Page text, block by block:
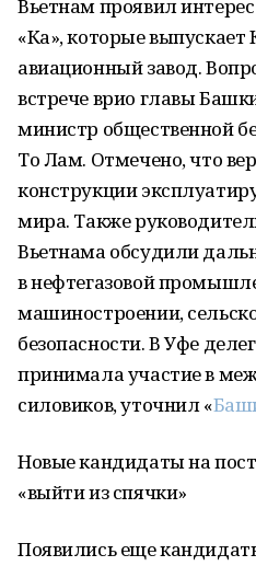
Вьетнам проявил
«Ка», которые
авиационный завод.
встрече врио главы
министр общественной
То Лам. Отмечено, что
конструкции
мира. Также
Вьетнама обсудили
в нефтегазовой
машиностроении,
безопасности. В Уфе
принимала участие в
силовиков, уточнил «
Новые кандидаты на
«выйти из спячки»
Появились еще